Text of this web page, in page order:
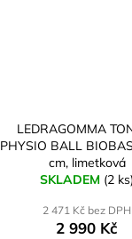
LEDRAGOMMA
PHYSIO BALL
cm, limetková
SKLADEM (2 ks)
2 471 Kč bez DPH
2 990 Kč